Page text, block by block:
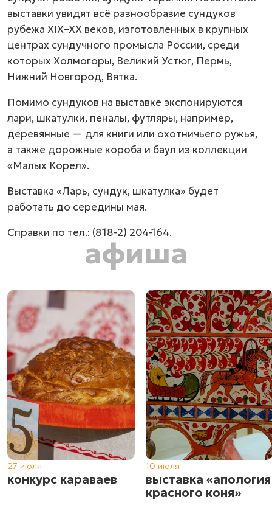
выставки увидят всё разнообразие сундуков
рубежа XIX–XX веков, изготовленных в крупных
центрах сундучного промысла России, среди
которых Холмогоры, Великий Устюг, Пермь,
Нижний Новгород, Вятка.
Помимо сундуков на выставке экспонируются
лари, шкатулки, пеналы, футляры, например,
деревянные — для книги или охотничьего ружья,
а также дорожные короба и баул из коллекции
«Малых Корел».
Выставка «Ларь, сундук, шкатулка» будет
работать до середины мая.
Справки по тел.: (818-2) 204-164.
афиша
27 июля
конкурс караваев
10 июля
выставка «апология
красного коня»